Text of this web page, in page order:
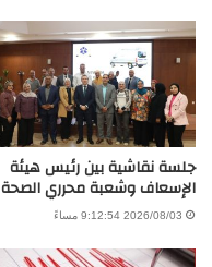
جلسة نقاشية بين رئيس هيئة
الإسعاف وشعبة محرري الصحة
2026/08/03 9:12:54 مساءً